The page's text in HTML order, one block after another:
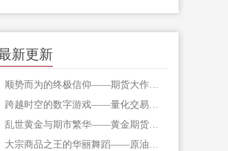
新更新
顺势而为的终极信仰——期货大作手的修
跨越时空的数字游戏——量化交易在期货
乱世黄金与期市繁华——黄金期货的避险
大宗商品之王的华丽舞蹈——原油期货的